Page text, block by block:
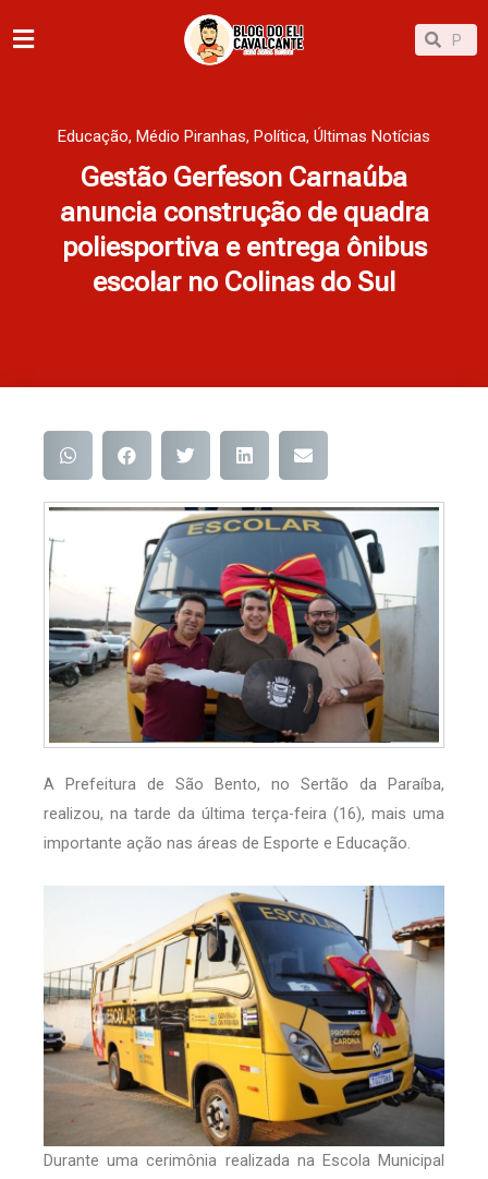
para
Pesquisar
Educação, Médio Piranhas, Política, Últimas Notícias
Gestão Gerfeson Carnaúba
anuncia construção de quadra
poliesportiva e entrega ônibus
escolar no Colinas do Sul
A Prefeitura de São Bento, no Sertão da Paraíba,
realizou, na tarde da última terça-feira (16), mais uma
importante ação nas áreas de Esporte e Educação.
Durante uma cerimônia realizada na Escola Municipal